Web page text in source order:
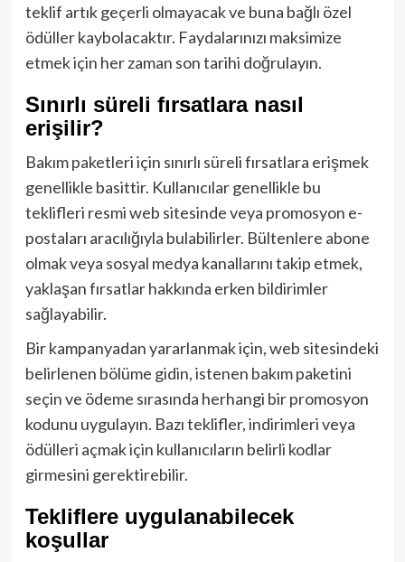
teklif artık geçerli olmayacak ve buna bağlı özel
ödüller kaybolacaktır. Faydalarınızı maksimize
etmek için her zaman son tarihi doğrulayın.
Sınırlı süreli fırsatlara nasıl
erişilir?
Bakım paketleri için sınırlı süreli fırsatlara erişmek
genellikle basittir. Kullanıcılar genellikle bu
teklifleri resmi web sitesinde veya promosyon e-
postaları aracılığıyla bulabilirler. Bültenlere abone
olmak veya sosyal medya kanallarını takip etmek,
yaklaşan fırsatlar hakkında erken bildirimler
sağlayabilir.
Bir kampanyadan yararlanmak için, web sitesindeki
belirlenen bölüme gidin, istenen bakım paketini
seçin ve ödeme sırasında herhangi bir promosyon
kodunu uygulayın. Bazı teklifler, indirimleri veya
ödülleri açmak için kullanıcıların belirli kodlar
girmesini gerektirebilir.
Tekliflere uygulanabilecek
koşullar